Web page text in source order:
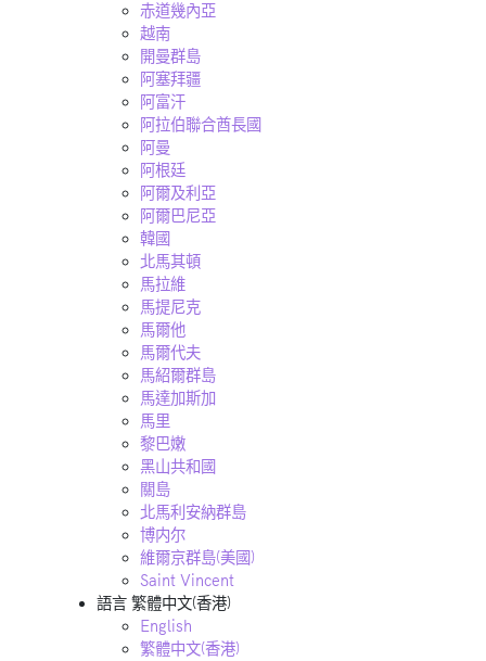
赤道幾內亞
越南
開曼群島
阿塞拜疆
阿富汗
阿拉伯聯合酋長國
阿曼
阿根廷
阿爾及利亞
阿爾巴尼亞
韓國
北馬其頓
馬拉維
馬提尼克
馬爾他
馬爾代夫
馬紹爾群島
馬達加斯加
馬里
黎巴嫩
黑山共和國
關島
北馬利安納群島
博内尔
維爾京群島(美國)
Saint Vincent
語言 繁體中文(香港)
English
繁體中文(香港)